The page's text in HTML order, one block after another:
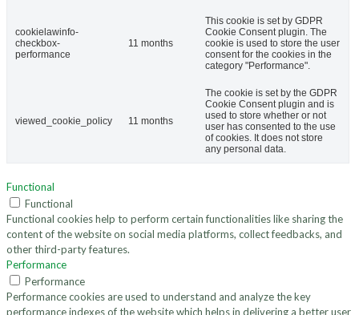
cookielawinfo-
checkbox-
performance
11 months
This cookie is set by GDPR
Cookie Consent plugin. The
cookie is used to store the user
consent for the cookies in the
category "Performance".
viewed_cookie_policy 11 months
The cookie is set by the GDPR
Cookie Consent plugin and is
used to store whether or not
user has consented to the use
of cookies. It does not store
any personal data.
Functional
Functional
Functional cookies help to perform certain functionalities like sharing the
content of the website on social media platforms, collect feedbacks, and
other third-party features.
Performance
Performance
Performance cookies are used to understand and analyze the key
performance indexes of the website which helps in delivering a better user